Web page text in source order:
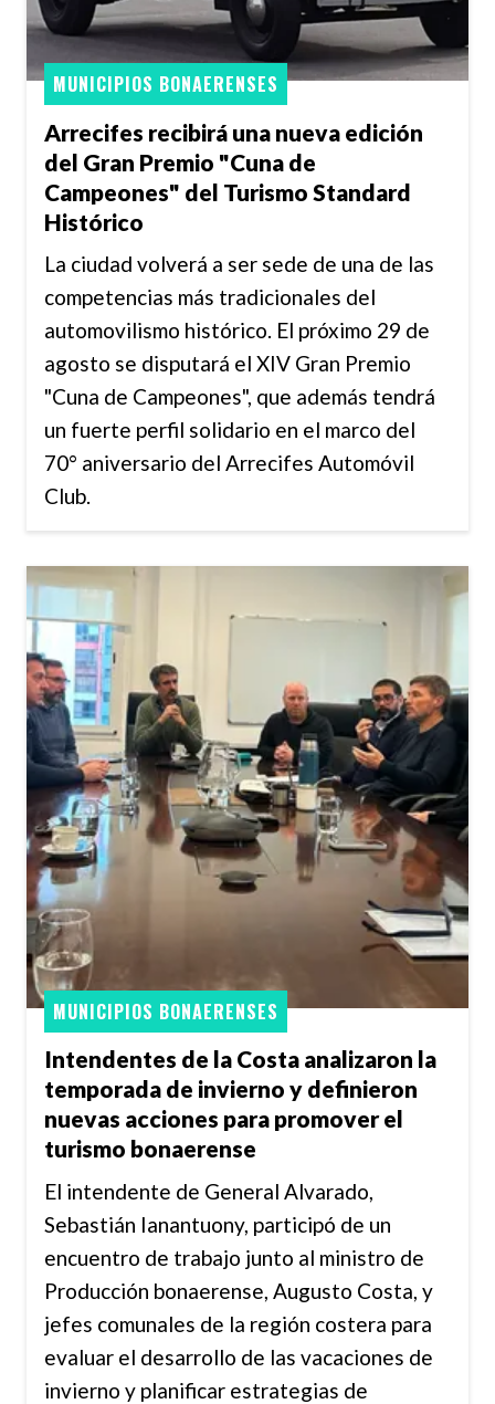
Arrecifes recibirá una nueva edición
del Gran Premio "Cuna de
Campeones" del Turismo Standard
Histórico
MUNICIPIOS BONAERENSES
La ciudad volverá a ser sede de una de las
competencias más tradicionales del
automovilismo histórico. El próximo 29 de
agosto se disputará el XIV Gran Premio
"Cuna de Campeones", que además tendrá
un fuerte perfil solidario en el marco del
70° aniversario del Arrecifes Automóvil
Club.
Intendentes de la Costa analizaron la
temporada de invierno y definieron
nuevas acciones para promover el
turismo bonaerense
MUNICIPIOS BONAERENSES
El intendente de General Alvarado,
Sebastián Ianantuony, participó de un
encuentro de trabajo junto al ministro de
Producción bonaerense, Augusto Costa, y
jefes comunales de la región costera para
evaluar el desarrollo de las vacaciones de
invierno y planificar estrategias de